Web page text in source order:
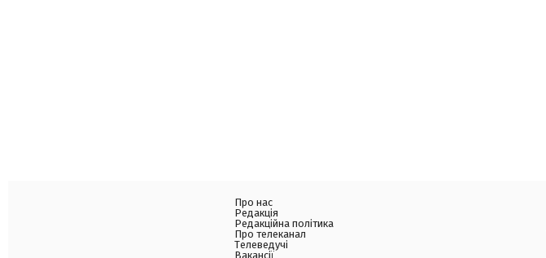
Про нас
Редакція
Редакційна політика
Про телеканал
Телеведучі
Вакансії